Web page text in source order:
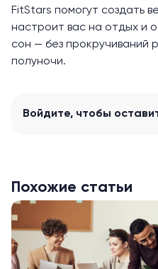
FitStars помогут создать
настроит вас на отдых и
сон — без прокручиваний
полуночи.
Войдите, чтобы
Похожие статьи